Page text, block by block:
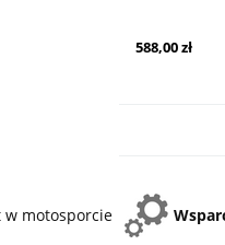
588,00 zł
w motosporcie